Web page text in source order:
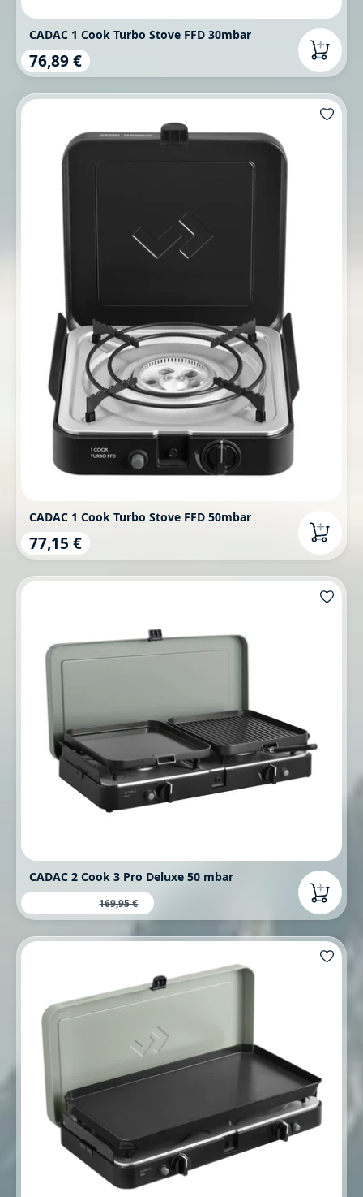
CADAC 1 Cook Turbo Stove FFD 30mbar
Regulärer Preis:
76,89 €
CADAC 1 Cook Turbo Stove FFD 50mbar
Regulärer Preis:
77,15 €
CADAC 2 Cook 3 Pro Deluxe 50 mbar
Verkaufspreis:Regulärer Preis:
169,95 €